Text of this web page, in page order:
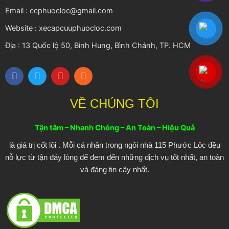
Email : ccphuocloc@gmail.com
Website : xecapcuuphuocloc.com
Địa : 13 Quốc lộ 50, Bình Hung, Bình Chánh, TP. HCM
F
a
T
w
r
Y
o
e
R
s
VỀ CHÚNG TÔI
Tận tâm – Nhanh Chóng – An Toàn – Hiệu Quả
là giá trị cốt lõi . Mỗi cá nhân trong ngôi nhà 115 Phước Lôc đều
nỗ lực từ tận đáy lòng để đem đến những dịch vụ tốt nhất, an toàn
và đáng tin cậy nhất.